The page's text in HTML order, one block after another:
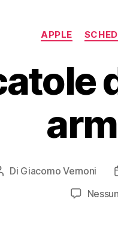
APPLE
Di Giacomo Vernoni